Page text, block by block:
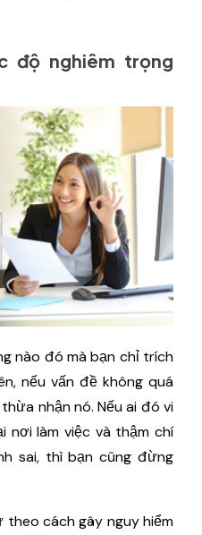
độ nghiêm trọng
nào đó mà bạn chỉ trích
nếu vấn đề không quá
nhận nó. Nếu ai đó vi
nơi làm việc và thậm chí
sai, thì bạn cũng đừng
theo cách gây nguy hiểm